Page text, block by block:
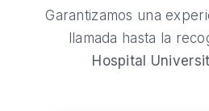
Garantizamos una
llamada hasta la
Hospital